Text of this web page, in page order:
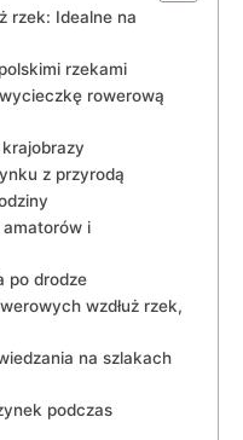
rzek: Idealne na
rzekami
rowerową
z przyrodą
i
po drodze
wzdłuż rzek,
na szlakach
podczas